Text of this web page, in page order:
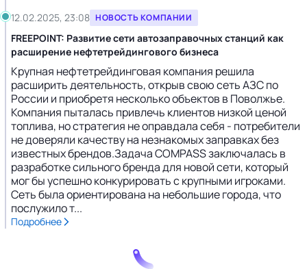
12.02.2025, 23:08 НОВОСТЬ КОМПАНИИ
FREEPOINT: Развитие сети автозаправочных станций как
расширение нефтетрейдингового бизнеса
Крупная нефтетрейдинговая компания решила
расширить деятельность, открыв свою сеть АЗС по
России и приобретя несколько объектов в Поволжье.
Компания пыталась привлечь клиентов низкой ценой
топлива, но стратегия не оправдала себя - потребители
не доверяли качеству на незнакомых заправках без
известных брендов.Задача COMPASS заключалась в
разработке сильного бренда для новой сети, который
мог бы успешно конкурировать с крупными игроками.
Сеть была ориентирована на небольшие города, что
послужило т...
Подробнее